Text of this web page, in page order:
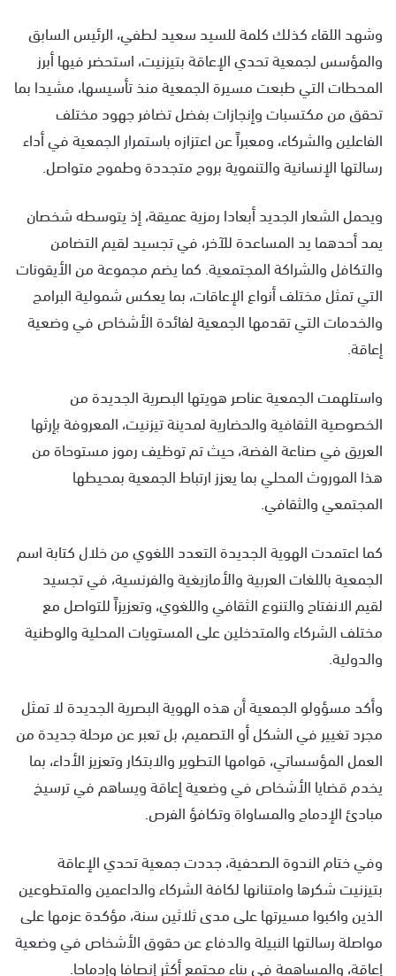
وشهد اللقاء كذلك كلمة للسيد سعيد لطفي، الرئيس السابق
والمؤسس لجمعية تحدي الإعاقة بتيزنيت، استحضر فيها أبرز
المحطات التي طبعت مسيرة الجمعية منذ تأسيسها، مشيدا بما
تحقق من مكتسبات وإنجازات بفضل تضافر جهود مختلف
الفاعلين والشركاء، ومعبراً عن اعتزازه باستمرار الجمعية في أداء
رسالتها الإنسانية والتنموية بروح متجددة وطموح متواصل.
ويحمل الشعار الجديد أبعادا رمزية عميقة، إذ يتوسطه شخصان
يمد أحدهما يد المساعدة للآخر، في تجسيد لقيم التضامن
والتكافل والشراكة المجتمعية. كما يضم مجموعة من الأيقونات
التي تمثل مختلف أنواع الإعاقات، بما يعكس شمولية البرامج
والخدمات التي تقدمها الجمعية لفائدة الأشخاص في وضعية
إعاقة.
واستلهمت الجمعية عناصر هويتها البصرية الجديدة من
الخصوصية الثقافية والحضارية لمدينة تيزنيت، المعروفة بإرثها
العريق في صناعة الفضة، حيث تم توظيف رموز مستوحاة من
هذا الموروث المحلي بما يعزز ارتباط الجمعية بمحيطها
المجتمعي والثقافي.
كما اعتمدت الهوية الجديدة التعدد اللغوي من خلال كتابة اسم
الجمعية باللغات العربية والأمازيغية والفرنسية، في تجسيد
لقيم الانفتاح والتنوع الثقافي واللغوي، وتعزيزاً للتواصل مع
مختلف الشركاء والمتدخلين على المستويات المحلية والوطنية
والدولية.
وأكد مسؤولو الجمعية أن هذه الهوية البصرية الجديدة لا تمثل
مجرد تغيير في الشكل أو التصميم، بل تعبر عن مرحلة جديدة من
العمل المؤسساتي، قوامها التطوير والابتكار وتعزيز الأداء، بما
يخدم قضايا الأشخاص في وضعية إعاقة ويساهم في ترسيخ
مبادئ الإدماج والمساواة وتكافؤ الفرص.
وفي ختام الندوة الصحفية، جددت جمعية تحدي الإعاقة
بتيزنيت شكرها وامتنانها لكافة الشركاء والداعمين والمتطوعين
الذين واكبوا مسيرتها على مدى ثلاثين سنة، مؤكدة عزمها على
مواصلة رسالتها النبيلة والدفاع عن حقوق الأشخاص في وضعية
إعاقة، والمساهمة في بناء مجتمع أكثر إنصافا وإدماجا.